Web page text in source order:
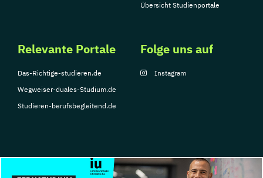
Übersicht Studienportale
Relevante Portale
Das-Richtige-studieren.de
Wegweiser-duales-Studium.de
Studieren-berufsbegleitend.de
Folge uns auf
Instagram